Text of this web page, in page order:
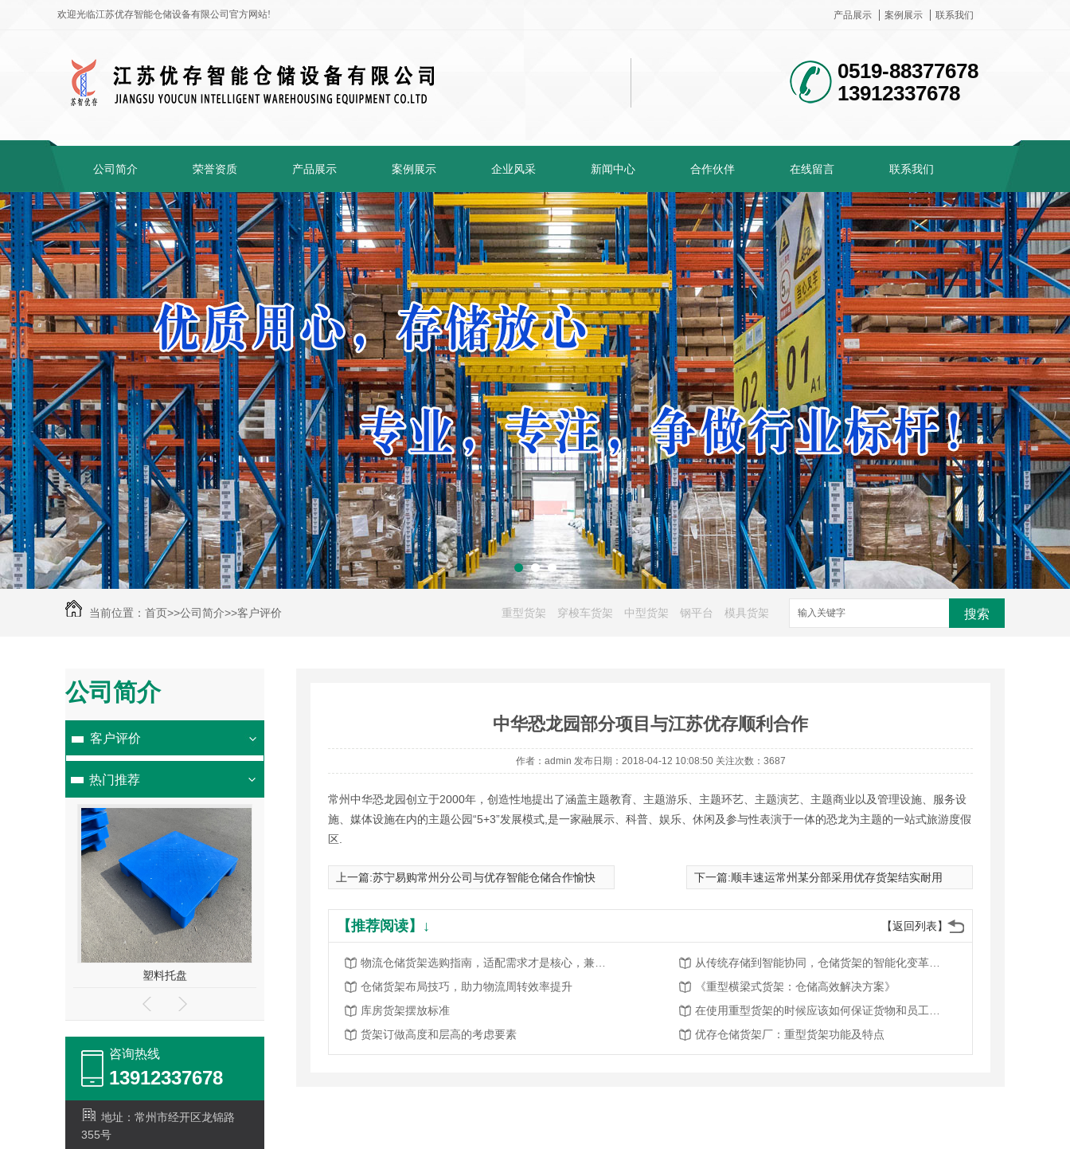
欢迎光临江苏优存智能仓储设备有限公司官方网站! 产品展示 案例展示 联系我们
0519-88377678
13912337678
公司简介 荣誉资质 产品展示 案例展示 企业风采 新闻中心 合作伙伴 在线留言 联系我们
1 2 3
当前位置： 首页>>公司简介>>客户评价 搜索
重型货架 穿梭车货架 中型货架 钢平台 模具货架
公司简介
客户评价
热门推荐
塑料托盘
咨询热线
13912337678
地址：常州市经开区龙锦路
355号
中华恐龙园部分项目与江苏优存顺利合作
作者：admin 发布日期：2018-04-12 10:08:50 关注次数：3687
常州中华恐龙园创立于2000年，创造性地提出了涵盖主题教育、主题游乐、主题环艺、主题演艺、主题商业以及管理设施、服务设
施、媒体设施在内的主题公园“5+3”发展模式,是一家融展示、科普、娱乐、休闲及参与性表演于一体的恐龙为主题的一站式旅游度假
区.
上一篇:苏宁易购常州分公司与优存智能仓储合作愉快 下一篇:顺丰速运常州某分部采用优存货架结实耐用
【返回列表】
【推荐阅读】↓
仓储货架布局技巧，助力物流周转效率提升
《重型横梁式货架：仓储高效解决方案》
库房货架摆放标准
货架订做高度和层高的考虑要素
优存仓储货架厂：重型货架功能及特点